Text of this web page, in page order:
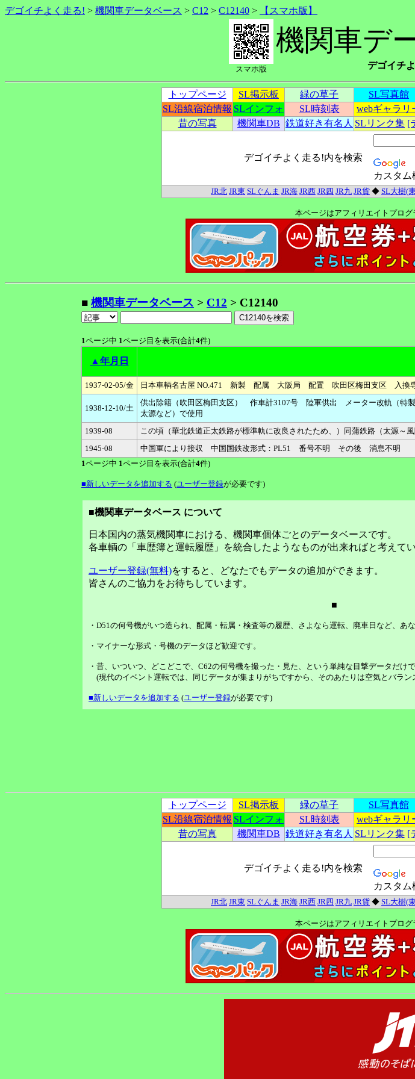
デゴイチよく走る! > 機関車データベース > C12 > C12140 > 【スマホ版】
スマホ版
機関車デ
デゴイチ
トップページ SL掲示板 緑の草子 SL写真館
SL沿線宿泊情報 SLインフォ SL時刻表 webギャラリ
昔の写真
機関車DB 鉄道好き有名人 SLリンク集 [
デゴイチよく走る!内を検索
カスタム
JR北 JR東 SLぐんま JR海 JR西 JR四 JR九 JR貨 ◆ SL大樹(
本ページはアフィリエイトプロ
■ 機関車データベース > C12 > C12140
1ページ中 1ページ目を表示(合計4件)
▲年月日
1937-02-05/金
日本車輌名古屋 NO.471 新製 配属 大阪局 配置 吹田区梅田支区 入換
1938-12-10/土
供出除籍（吹田区梅田支区） 作車計3107号 陸軍供出 メーター改軌（特
太源など）で使用
1939-08 この頃（華北鉄道正太鉄路が標準軌に改良されたため、）同蒲鉄路（太源
1945-08
中国軍により接収 中国国鉄改形式：PL51 番号不明 その後 消息不明
1ページ中 1ページ目を表示(合計4件)
■新しいデータを追加する (ユーザー登録が必要です)
■機関車データベース について
日本国内の蒸気機関車における、機関車個体ごとのデータベースです。
各車輌の「車歴簿と運転履歴」を統合したようなものが出来ればと考えてい
ユーザー登録(無料)をすると、どなたでもデータの追加ができます。
皆さんのご協力をお待ちしています。
■
・D51の何号機がいつ造られ、配属・転属・検査等の履歴、さよなら運転、廃車日など、あ
・マイナーな形式・号機のデータほど歓迎です。
・昔、いついつ、どこどこで、C62の何号機を撮った・見た、という単純な目撃データだけで
(現代のイベント運転では、同じデータが集まりがちですから、そのあたりは空気とバラン
■新しいデータを追加する (ユーザー登録が必要です)
トップページ SL掲示板 緑の草子 SL写真館
SL沿線宿泊情報 SLインフォ SL時刻表 webギャラリ
昔の写真
機関車DB 鉄道好き有名人 SLリンク集 [
デゴイチよく走る!内を検索
カスタム
JR北 JR東 SLぐんま JR海 JR西 JR四 JR九 JR貨 ◆ SL大樹(
本ページはアフィリエイトプロ